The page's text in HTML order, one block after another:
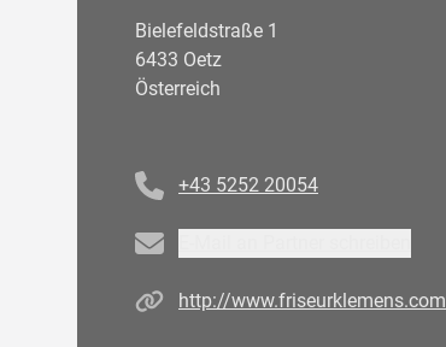
Bielefeldstraße 1
6433 Oetz
Österreich
+43 5252 20054
Email
Homepagehttp://www.friseurklemens.com